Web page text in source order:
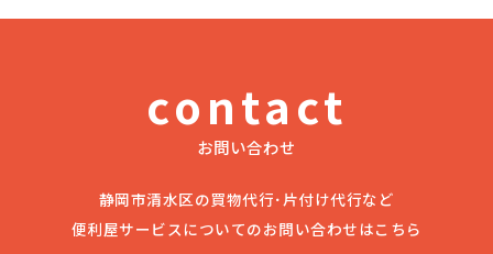
contact
お問い合わせ
静岡市清水区の買物代行･片付け代行など
便利屋サービスについてのお問い合わせはこちら